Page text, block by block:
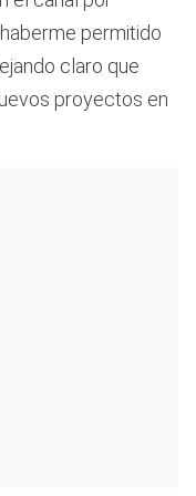
permitido
claro que
proyectos en